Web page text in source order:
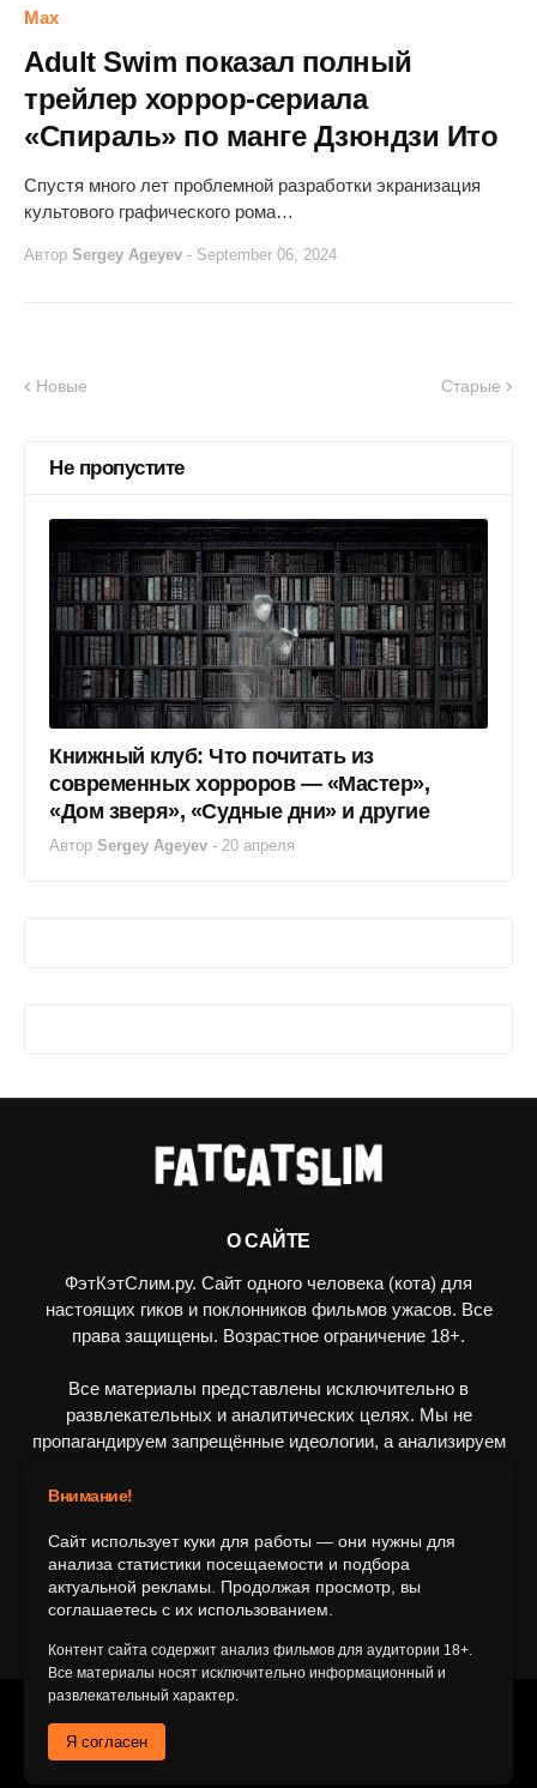
Max
Adult Swim показал полный
трейлер хоррор-сериала
«Спираль» по манге Дзюндзи Ито
Спустя много лет проблемной разработки экранизация
культового графического рома…
Автор Sergey Ageyev - September 06, 2024
Новые Старые
Не пропустите
Книжный клуб: Что почитать из
современных хорроров — «Мастер»,
«Дом зверя», «Судные дни» и другие
Автор Sergey Ageyev - 20 апреля
О САЙТЕ
ФэтКэтСлим.ру. Сайт одного человека (кота) для
настоящих гиков и поклонников фильмов ужасов. Все
права защищены. Возрастное ограничение 18+.
Все материалы представлены исключительно в
развлекательных и аналитических целях. Мы не
пропагандируем запрещённые идеологии, а анализируем
ПОДПИШИТЕСЬ НА НАС
Главная
Внимание!
Сайт использует куки для работы — они нужны для
анализа статистики посещаемости и подбора
актуальной рекламы. Продолжая просмотр, вы
соглашаетесь с их использованием.
Контент сайта содержит анализ фильмов для аудитории 18+.
Все материалы носят исключительно информационный и
развлекательный характер.
Я согласен